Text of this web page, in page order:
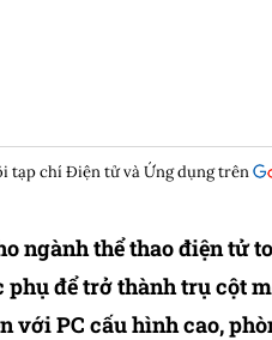
tạp chí Điện tử và Ứng dụng trên
ngành thể thao điện tử
để trở thành trụ cột
PC cấu hình cao,